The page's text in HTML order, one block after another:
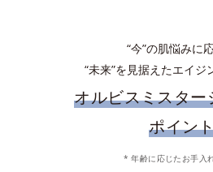
化粧水で肌を整えた後、手のひらに
“今”の肌悩みに応
“未来”を見据えたエイジ
オルビスミスター
ポイン
* 年齢に応じたお手入